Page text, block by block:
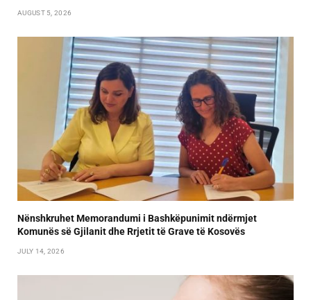
AUGUST 5, 2026
Nënshkruhet Memorandumi i Bashkëpunimit ndërmjet
Komunës së Gjilanit dhe Rrjetit të Grave të Kosovës
JULY 14, 2026